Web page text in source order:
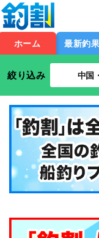
ホーム 最新釣果
絞り込み 中国